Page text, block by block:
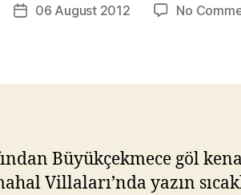
Post06 August 2012 No
Büyükçekmece göl
Villaları’nda yazın